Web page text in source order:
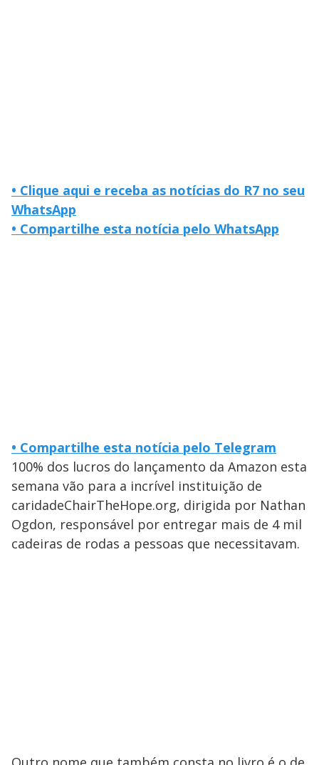
• Clique aqui e receba as notícias do R7 no seu
WhatsApp
• Compartilhe esta notícia pelo WhatsApp
• Compartilhe esta notícia pelo Telegram
100% dos lucros do lançamento da Amazon esta
semana vão para a incrível instituição de
caridadeChairTheHope.org, dirigida por Nathan
Ogdon, responsável por entregar mais de 4 mil
cadeiras de rodas a pessoas que necessitavam.